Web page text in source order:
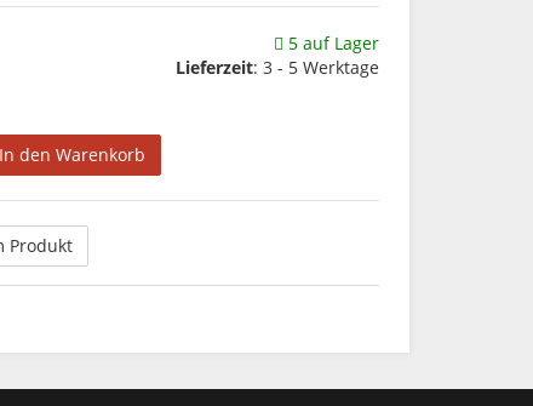
5 auf Lager
Lieferzeit: 3 - 5 Werktage
In den Warenkorb
Produkt